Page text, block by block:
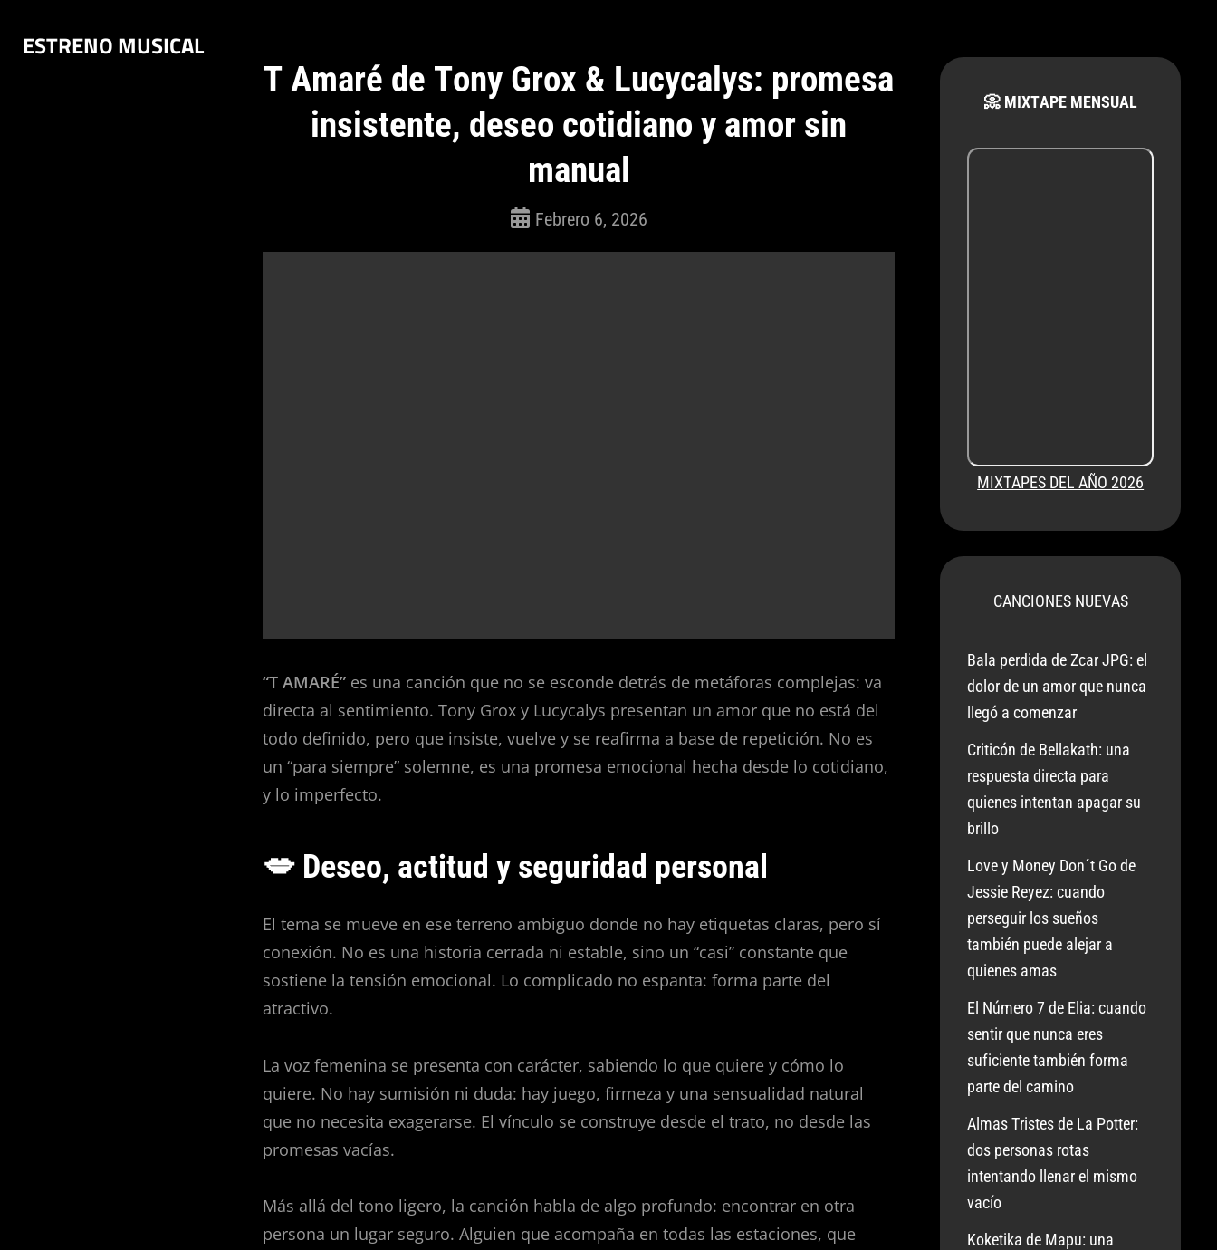
ESTRENO MUSICAL
T Amaré de Tony Grox & Lucycalys: promesa
insistente, deseo cotidiano y amor sin
manual
(Isabella)
Febrero 6, 2026
“T AMARÉ” es una canción que no se esconde detrás de metáforas complejas: va
directa al sentimiento. Tony Grox y Lucycalys presentan un amor que no está del
todo definido, pero que insiste, vuelve y se reafirma a base de repetición. No es
un “para siempre” solemne, es una promesa emocional hecha desde lo cotidiano,
y lo imperfecto.
💋 Deseo, actitud y seguridad personal
El tema se mueve en ese terreno ambiguo donde no hay etiquetas claras, pero sí
conexión. No es una historia cerrada ni estable, sino un “casi” constante que
sostiene la tensión emocional. Lo complicado no espanta: forma parte del
atractivo.
La voz femenina se presenta con carácter, sabiendo lo que quiere y cómo lo
quiere. No hay sumisión ni duda: hay juego, firmeza y una sensualidad natural
que no necesita exagerarse. El vínculo se construye desde el trato, no desde las
promesas vacías.
Más allá del tono ligero, la canción habla de algo profundo: encontrar en otra
persona un lugar seguro. Alguien que acompaña en todas las estaciones, que
📀 MIXTAPE MENSUAL
MIXTAPES DEL AÑO 2026
CANCIONES NUEVAS
Bala perdida de Zcar JPG: el
dolor de un amor que nunca
llegó a comenzar
Criticón de Bellakath: una
respuesta directa para
quienes intentan apagar su
brillo
Love y Money Don´t Go de
Jessie Reyez: cuando
perseguir los sueños
también puede alejar a
quienes amas
El Número 7 de Elia: cuando
sentir que nunca eres
suficiente también forma
parte del camino
Almas Tristes de La Potter:
dos personas rotas
intentando llenar el mismo
vacío
Koketika de Mapu: una